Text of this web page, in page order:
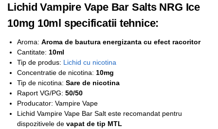
Lichid Vampire Vape Bar Salts NRG Ice
10mg 10ml specificatii tehnice:
Aroma: Aroma de bautura energizanta cu efect racoritor
Cantitate: 10ml
Tip de produs: Lichid cu nicotina
Concentratie de nicotina: 10mg
Tip de nicotina: Sare de nicotina
Raport VG/PG: 50/50
Producator: Vampire Vape
Lichid Vampire Vape Bar Salt este recomandat pentru
dispozitivele de vapat de tip MTL